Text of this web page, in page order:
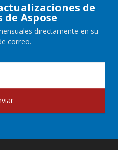
de
Aspose
directamente en su
correo.